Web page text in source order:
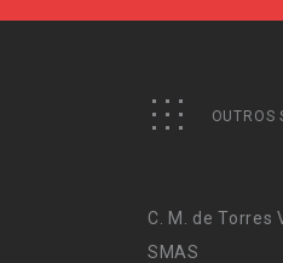
OUTROS
C. M. de Torres
SMAS